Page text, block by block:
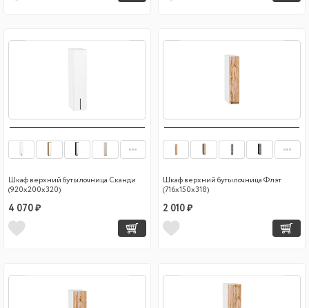
Шкаф верхний бутылочница Сканди
(920х200х320)
4 070 ₽
Шкаф верхний бутылочница Флэт
(716х150х318)
2 010 ₽